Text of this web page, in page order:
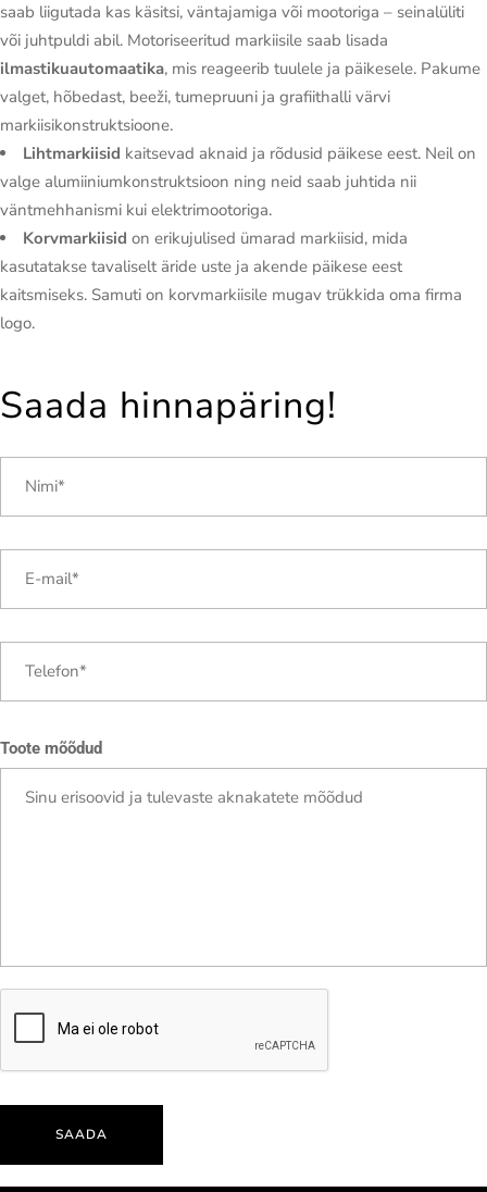
saab liigutada kas käsitsi, väntajamiga või mootoriga – seinalüliti
või juhtpuldi abil. Motoriseeritud markiisile saab lisada
ilmastikuautomaatika, mis reageerib tuulele ja päikesele. Pakume
valget, hõbedast, beeži, tumepruuni ja grafiithalli värvi
markiisikonstruktsioone.
Lihtmarkiisid kaitsevad aknaid ja rõdusid päikese eest. Neil on
valge alumiiniumkonstruktsioon ning neid saab juhtida nii
väntmehhanismi kui elektrimootoriga.
Korvmarkiisid on erikujulised ümarad markiisid, mida
kasutatakse tavaliselt äride uste ja akende päikese eest
kaitsmiseks. Samuti on korvmarkiisile mugav trükkida oma firma
logo.
Saada hinnapäring!
Toote mõõdud